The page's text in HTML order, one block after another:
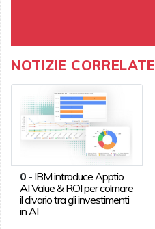
NOTIZIE CORRELATE
0- IBM introduce Apptio
AI Value & ROI per colmare
il divario tra gli investimenti
in AI